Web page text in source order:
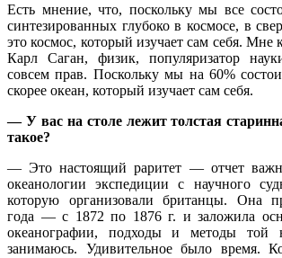
Есть мнение, что, поскольку мы все
синтезированных глубоко в космосе, в
это космос, который изучает сам себя. Мне
Карл Саган, физик, популяризатор
совсем прав. Поскольку мы на 60%
скорее океан, который изучает сам себя.
— У вас на столе лежит толстая
такое?
— Это настоящий раритет — отчет
океанологии экспедиции с научного
которую организовали британцы. Она
года — с 1872 по 1876 г. и заложила
океанографии, подходы и методы той
занимаюсь. Удивительное было время.